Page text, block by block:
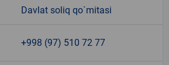
Davlat soliq qo`mitasi
+998 (97) 510 72 77